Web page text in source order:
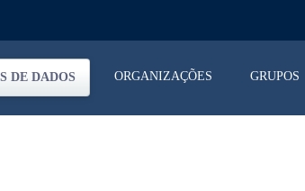
DE DADOS ORGANIZAÇÕES GRUPOS